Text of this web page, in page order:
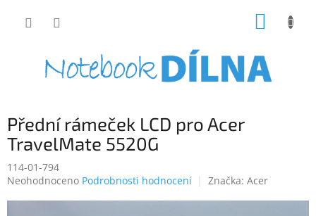
Přední rámeček LCD pro Acer
TravelMate 5520G
114-01-794
Průměrné
Neohodnoceno Podrobnosti hodnocení Značka: Acer